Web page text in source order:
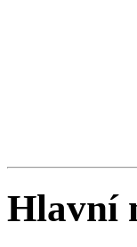
Hlavní